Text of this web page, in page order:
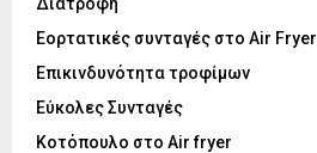
Εορτατικές συνταγές στο Air Fryer
Επικινδυνότητα τροφίμων
Εύκολες Συνταγές
Κοτόπουλο στο Air fryer